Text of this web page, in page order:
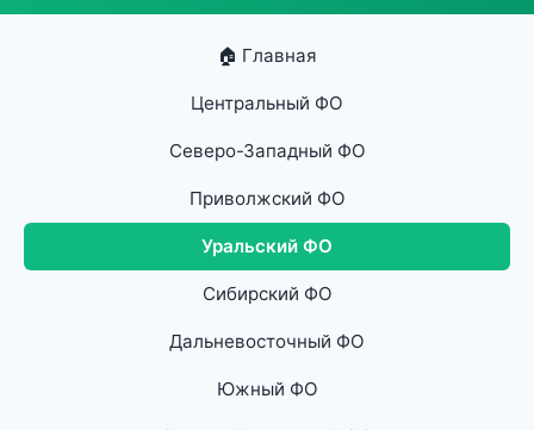
🏠 Главная
Центральный ФО
Северо-Западный ФО
Приволжский ФО
Уральский ФО
Сибирский ФО
Дальневосточный ФО
Южный ФО